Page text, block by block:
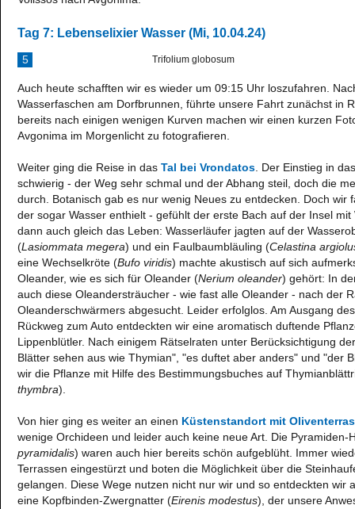
Tag 7: Lebenselixier Wasser (Mi, 10.04.24)
5 Trifolium globosum
Auch heute schafften wir es wieder um 09:15 Uhr loszufahren.
Wasserfaschen am Dorfbrunnen, führte unsere Fahrt zunächst in
bereits nach einigen wenigen Kurven machen wir einen kurzen
Avgonima im Morgenlicht zu fotografieren.
Weiter ging die Reise in das Tal bei Vrondatos . Der Einstieg in
schwierig - der Weg sehr schmal und der Abhang steil, doch die
durch. Botanisch gab es nur wenig Neues zu entdecken. Doch wir
der sogar Wasser enthielt - gefühlt der erste Bach auf der Insel mit
dann auch gleich das Leben: Wasserläufer jagten auf der
(Lasiommata megera) und ein Faulbaumbläuling (Celastina
eine Wechselkröte (Bufo viridis) machte akustisch auf sich
Oleander, wie es sich für Oleander (Nerium oleander) gehört: In
auch diese Oleandersträucher - wie fast alle Oleander - nach der
Oleanderschwärmers abgesucht. Leider erfolglos. Am Ausgang
Rückweg zum Auto entdeckten wir eine aromatisch duftende
Lippenblütler. Nach einigem Rätselraten unter Berücksichtigung
Blätter sehen aus wie Thymian", "es duftet aber anders" und "der
wir die Pflanze mit Hilfe des Bestimmungsbuches auf
thymbra).
Von hier ging es weiter an einen Küstenstandort mit
wenige Orchideen und leider auch keine neue Art. Die Pyramiden-
pyramidalis) waren auch hier bereits schön aufgeblüht. Immer
Terrassen eingestürzt und boten die Möglichkeit über die
gelangen. Diese Wege nutzen nicht nur wir und so entdeckten wir
eine Kopfbinden-Zwergnatter (Eirenis modestus), der unsere